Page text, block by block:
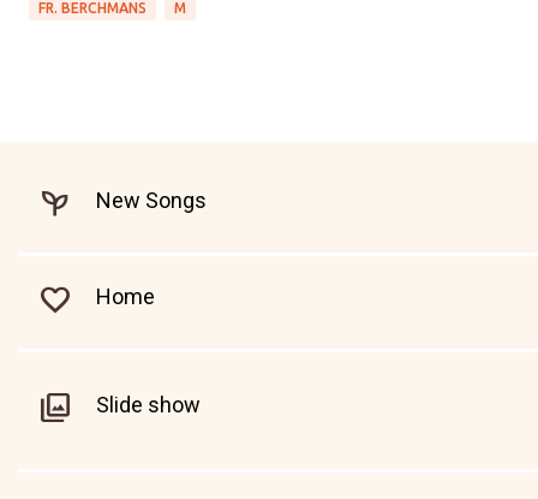
FR. BERCHMANS M
New Songs
Home
Slide show